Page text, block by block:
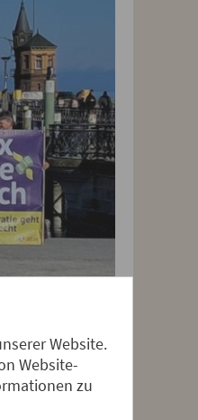
Website.
Website-
zu